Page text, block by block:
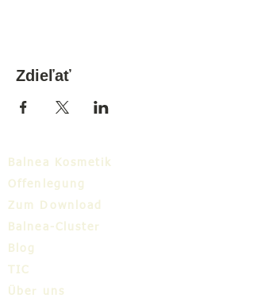
Zdieľať
Balnea Kosmetik
Offenlegung
Zum Download
Balnea-Cluster
Blog
TIC
Über uns